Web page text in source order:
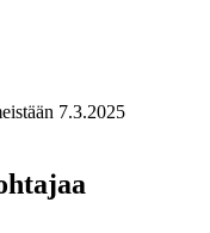
7.3.2025